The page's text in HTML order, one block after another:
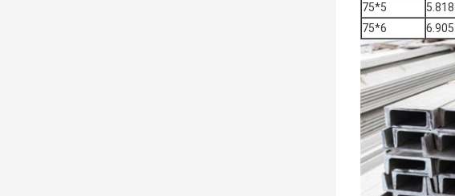
75*5
5.818
75*6
6.905